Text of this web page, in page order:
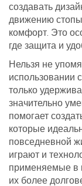
создавать
движению
комфорт. Это
где защита и
Нельзя не
использовании
только
значительно
помогает
которые
повседневной
играют и
применяемые в
их более